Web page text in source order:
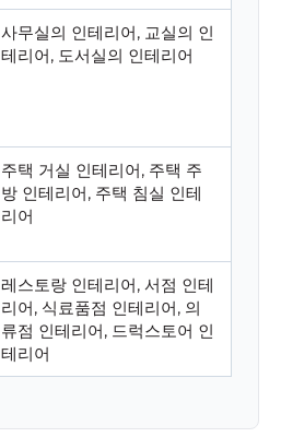
사무실의 인테리어, 교실의 인
테리어, 도서실의 인테리어
주택 거실 인테리어, 주택 주
방 인테리어, 주택 침실 인테
리어
레스토랑 인테리어, 서점 인테
리어, 식료품점 인테리어, 의
류점 인테리어, 드럭스토어 인
테리어